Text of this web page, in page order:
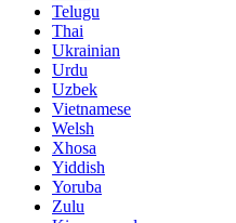
Telugu
Thai
Ukrainian
Urdu
Uzbek
Vietnamese
Welsh
Xhosa
Yiddish
Yoruba
Zulu